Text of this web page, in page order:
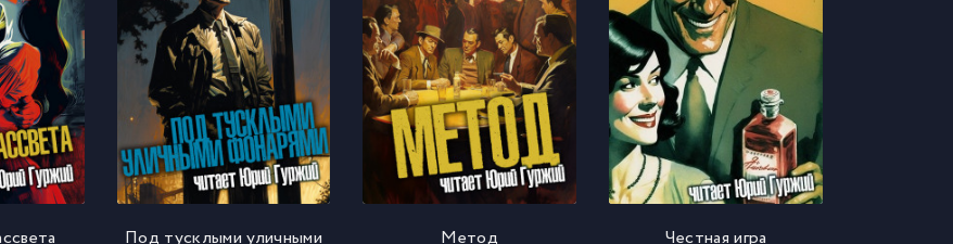
Под тусклыми уличными
Метод Честная игра